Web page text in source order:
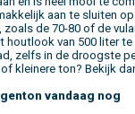
aan te sluiten
zoals de 70-80 of de
houtlook van 500 liter
zelfs in de droogste
kleinere ton? Bekijk
vandaag nog